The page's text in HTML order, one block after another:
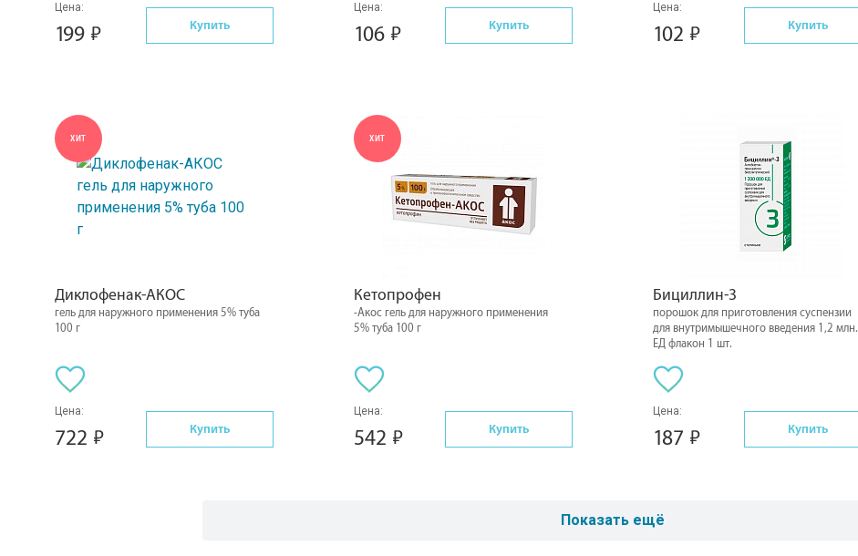
Цена:
199 Купить
Цена:
106 Купить
Цена:
102 Купить
ХИТ
Диклофенак-АКОС
гель для наружного применения 5% туба
100 г
Цена:
722 Купить
ХИТ
Кетопрофен
-Акос гель для наружного применения
5% туба 100 г
Цена:
542 Купить
Бициллин-3
порошок для приготовления суспензии
для внутримышечного введения 1,2 млн.
ЕД флакон 1 шт.
Цена:
187 Купить
Показать ещё